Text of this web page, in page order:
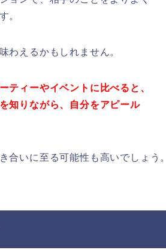
。
わえるかもしれません。
ティーやイベントに比べると、
知りながら、自分をアピール
合いに至る可能性も高いでしょう。